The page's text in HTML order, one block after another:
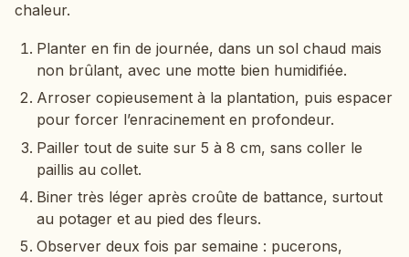
chaleur.
Planter en fin de journée, dans un sol chaud mais
non brûlant, avec une motte bien humidifiée.
Arroser copieusement à la plantation, puis espacer
pour forcer l’enracinement en profondeur.
Pailler tout de suite sur 5 à 8 cm, sans coller le
paillis au collet.
Biner très léger après croûte de battance, surtout
au potager et au pied des fleurs.
Observer deux fois par semaine : pucerons,